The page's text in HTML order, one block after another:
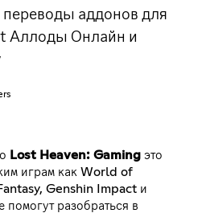
аддонов для
Аллоды Онлайн и
Lost Heaven: Gaming это
играм как World of
Genshin Impact и
помогут разобраться в